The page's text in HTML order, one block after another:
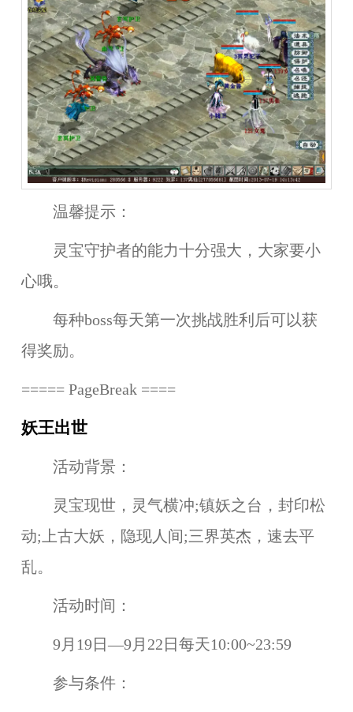
温馨提示：
灵宝守护者的能力十分强大，大家要小
心哦。
每种boss每天第一次挑战胜利后可以获
得奖励。
===== PageBreak ====
妖王出世
活动背景：
灵宝现世，灵气横冲;镇妖之台，封印松
动;上古大妖，隐现人间;三界英杰，速去平
乱。
活动时间：
9月19日—9月22日每天10:00~23:59
参与条件：